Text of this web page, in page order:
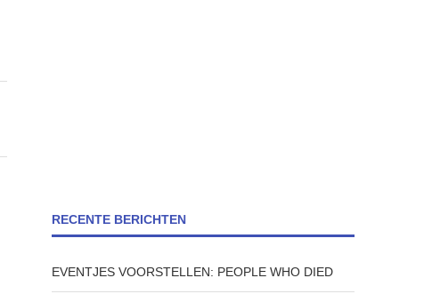
RECENTE BERICHTEN
EVENTJES VOORSTELLEN: PEOPLE WHO DIED